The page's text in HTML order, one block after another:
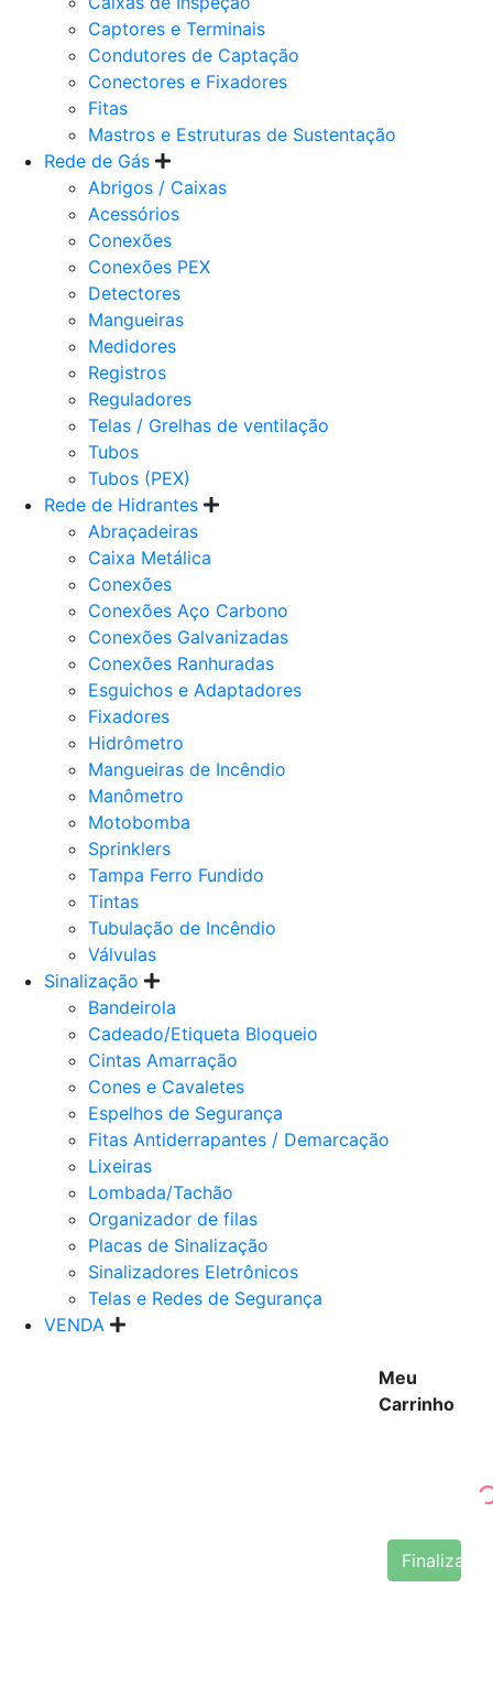
Captores e Terminais
Condutores de Captação
Conectores e Fixadores
Fitas
Mastros e Estruturas de Sustentação
Rede de Gás
Abrigos / Caixas
Acessórios
Conexões
Conexões PEX
Detectores
Mangueiras
Medidores
Registros
Reguladores
Telas / Grelhas de ventilação
Tubos
Tubos (PEX)
Rede de Hidrantes
Abraçadeiras
Caixa Metálica
Conexões
Conexões Aço Carbono
Conexões Galvanizadas
Conexões Ranhuradas
Esguichos e Adaptadores
Fixadores
Hidrômetro
Mangueiras de Incêndio
Manômetro
Motobomba
Sprinklers
Tampa Ferro Fundido
Tintas
Tubulação de Incêndio
Válvulas
Sinalização
Bandeirola
Cadeado/Etiqueta Bloqueio
Cintas Amarração
Cones e Cavaletes
Espelhos de Segurança
Fitas Antiderrapantes / Demarcação
Lixeiras
Lombada/Tachão
Organizador de filas
Placas de Sinalização
Sinalizadores Eletrônicos
Telas e Redes de Segurança
VENDA
Meu
Carrinho
Finalizar